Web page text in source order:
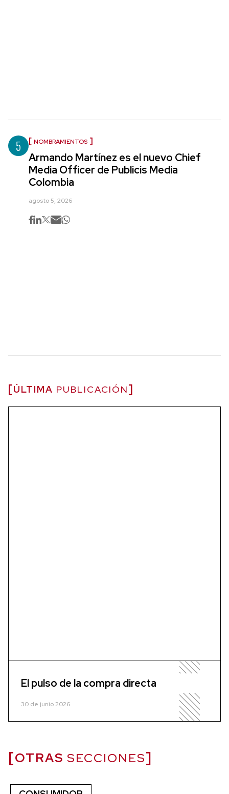
5 NOMBRAMIENTOS
Armando Martínez es el nuevo Chief
Media Officer de Publicis Media
Colombia
agosto 5, 2026
ÚLTIMA PUBLICACIÓN
El pulso de la compra directa
30 de junio 2026
OTRAS SECCIONES